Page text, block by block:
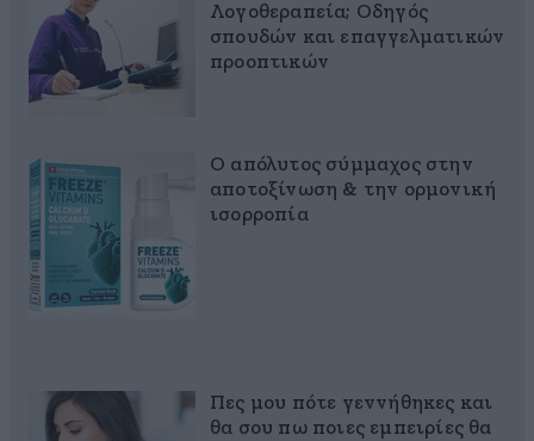
Λογοθεραπεία; Οδηγός
σπουδών και επαγγελματικών
προοπτικών
Ο απόλυτος σύμμαχος στην
αποτοξίνωση & την ορμονική
ισορροπία
Πες μου πότε γεννήθηκες και
θα σου πω ποιες εμπειρίες θα